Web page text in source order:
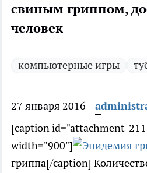
свиным гриппом,
человек
компьютерные игры
27 января 2016
[caption
width="900"]
гриппа[/caption]